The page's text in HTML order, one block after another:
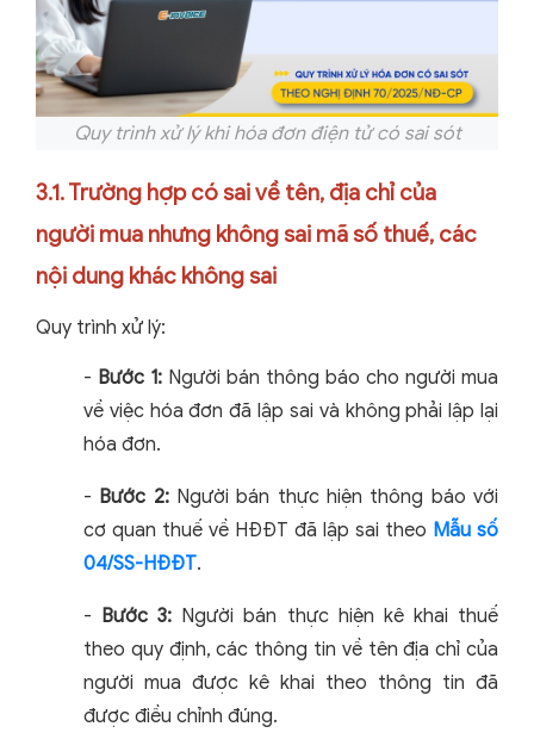
Quy trình xử lý khi hóa đơn điện tử có sai sót
3.1. Trường hợp có sai về tên, địa chỉ của
người mua nhưng không sai mã số thuế, các
nội dung khác không sai
Quy trình xử lý:
- Bước 1: Người bán thông báo cho người mua
về việc hóa đơn đã lập sai và không phải lập lại
hóa đơn.
- Bước 2: Người bán thực hiện thông báo với
cơ quan thuế về HĐĐT đã lập sai theo Mẫu số
04/SS-HĐĐT.
- Bước 3: Người bán thực hiện kê khai thuế
theo quy định, các thông tin về tên địa chỉ của
người mua được kê khai theo thông tin đã
được điều chỉnh đúng.